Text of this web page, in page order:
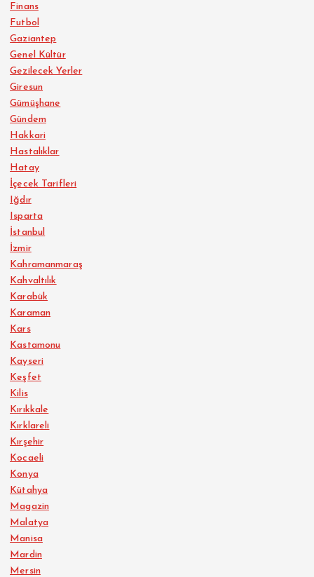
Finans
Futbol
Gaziantep
Genel Kültür
Gezilecek Yerler
Giresun
Gümüşhane
Gündem
Hakkari
Hastalıklar
Hatay
İçecek Tarifleri
Iğdır
Isparta
İstanbul
İzmir
Kahramanmaraş
Kahvaltılık
Karabük
Karaman
Kars
Kastamonu
Kayseri
Keşfet
Kilis
Kırıkkale
Kırklareli
Kırşehir
Kocaeli
Konya
Kütahya
Magazin
Malatya
Manisa
Mardin
Mersin